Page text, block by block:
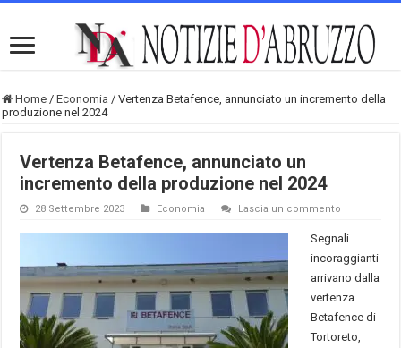
Home / Economia / Vertenza Betafence, annunciato un incremento della
produzione nel 2024
Vertenza Betafence, annunciato un
incremento della produzione nel 2024
28 Settembre 2023 Economia Lascia un commento
Segnali
incoraggianti
arrivano dalla
vertenza
Betafence di
Tortoreto,